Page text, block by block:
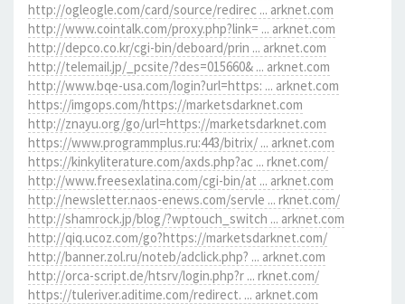
http://ogleogle.com/card/source/redirec ... arknet.com
http://www.cointalk.com/proxy.php?link= ... arknet.com
http://depco.co.kr/cgi-bin/deboard/prin ... arknet.com
http://telemail.jp/_pcsite/?des=015660& ... arknet.com
http://www.bqe-usa.com/login?url=https: ... arknet.com
https://imgops.com/https://marketsdarknet.com
http://znayu.org/go/url=https://marketsdarknet.com
https://www.programmplus.ru:443/bitrix/ ... arknet.com
https://kinkyliterature.com/axds.php?ac ... rknet.com/
http://www.freesexlatina.com/cgi-bin/at ... arknet.com
http://newsletter.naos-enews.com/servle ... rknet.com/
http://shamrock.jp/blog/?wptouch_switch ... arknet.com
http://qiq.ucoz.com/go?https://marketsdarknet.com/
http://banner.zol.ru/noteb/adclick.php? ... arknet.com
http://orca-script.de/htsrv/login.php?r ... rknet.com/
https://tuleriver.aditime.com/redirect. ... arknet.com